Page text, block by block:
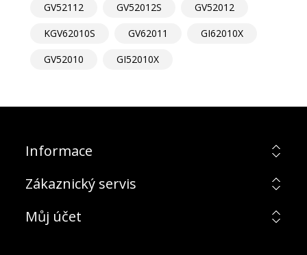
GV52112
GV52012S
GV52012
KGV62010S
GV62011
GI62010X
GV52010
GI52010X
Informace
Zákaznický servis
Můj účet